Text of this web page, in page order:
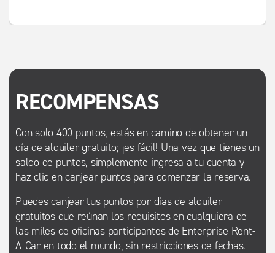
RECOMPENSAS
Con solo 400 puntos, estás en camino de obtener un
día de alquiler gratuito; ¡es fácil! Una vez que tienes un
saldo de puntos, simplemente ingresa a tu cuenta y
haz clic en canjear puntos para comenzar la reserva.
Puedes canjear tus puntos por días de alquiler
gratuitos que reúnan los requisitos en cualquiera de
las miles de oficinas participantes de Enterprise Rent-
A-Car en todo el mundo, sin restricciones de fechas.